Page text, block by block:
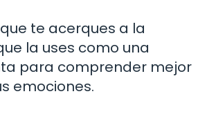
te acerques a la
la uses como una
para comprender mejor
emociones.